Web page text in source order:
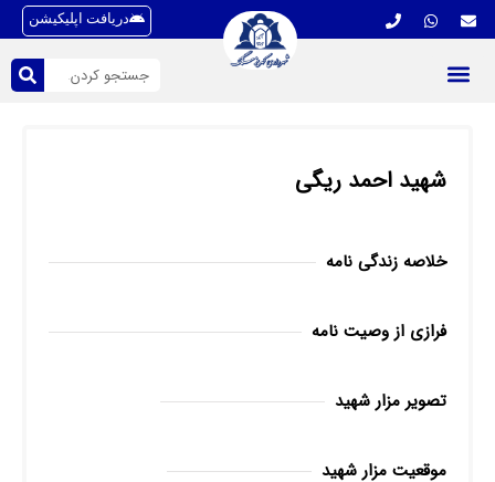
دریافت اپلیکیشن
شهید احمد ریگی
خلاصه زندگی نامه
فرازی از وصیت نامه
تصویر مزار شهید
موقعیت مزار شهید